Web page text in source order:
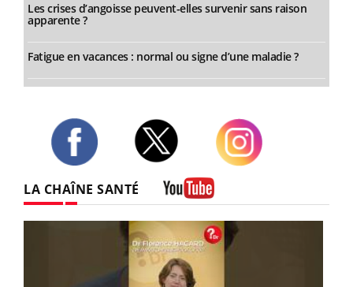
Les crises d’angoisse peuvent-elles survenir sans raison
apparente ?
Fatigue en vacances : normal ou signe d’une maladie ?
LA CHAÎNE SANTÉ